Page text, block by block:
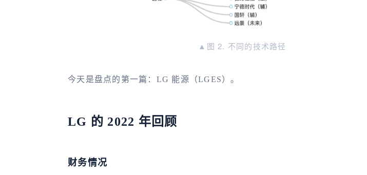
▲图 2. 不同的技术路径
今天是盘点的第一篇：LG 能源（LGES）。
LG 的 2022 年回顾
财务情况